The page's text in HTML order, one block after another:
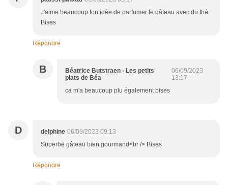
J'aime beaucoup ton idée de parfumer le gâteau avec du thé.
Bises
Répondre
B
Béatrice Butstraen - Les petits
plats de Béa
06/09/2023
13:17
ca m'a beaucoup plu également bises
D delphine 06/09/2023 09:13
Superbe gâteau bien gourmand<br /> Bises
Répondre